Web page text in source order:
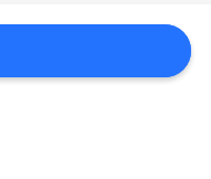
اطلب
اقتباس